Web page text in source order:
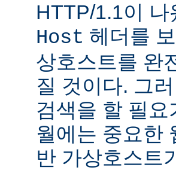
HTTP/1.1이
Host 헤더를
상호스트를 완
질 것이다. 그
검색을 할 필
월에는 중요한
반 가상호스트